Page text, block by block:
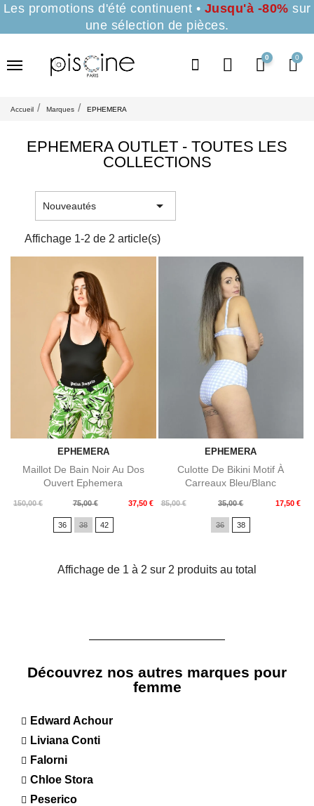
Les promotions d'été continuent • Jusqu'à -80% sur
une sélection de pièces.
0
Accueil Marques EPHEMERA
EPHEMERA OUTLET - TOUTES LES
COLLECTIONS
Nouveautés 
Affichage 1-2 de 2 article(s)
EPHEMERA
Maillot De Bain Noir Au Dos
Ouvert Ephemera
150,00 €
Prix
75,00 € 37,50 €
Prix
36 38 42
EPHEMERA
Culotte De Bikini Motif À
Carreaux Bleu/blanc
85,00 €
Prix
35,00 € 17,50 €
Prix
36 38
Affichage de 1 à 2 sur 2 produits au total
Découvrez nos autres marques pour
femme
Edward Achour
Liviana Conti
Falorni
Chloe Stora
Peserico